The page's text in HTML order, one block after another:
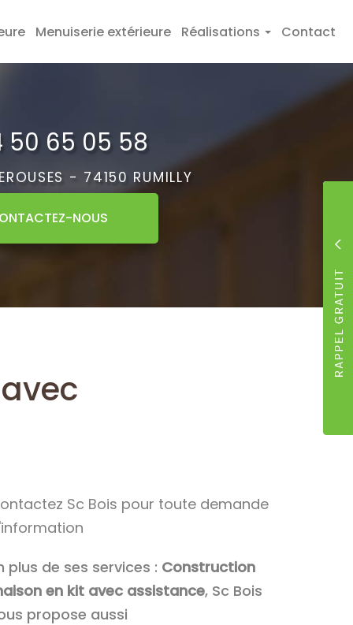
Menuiserie extérieure Réalisations Contact
50 65 05 58
- 74150 RUMILLY
NOUS
Sc Bois pour toute demande
plus de ses services : Construction
en kit avec assistance, Sc Bois
propose aussi